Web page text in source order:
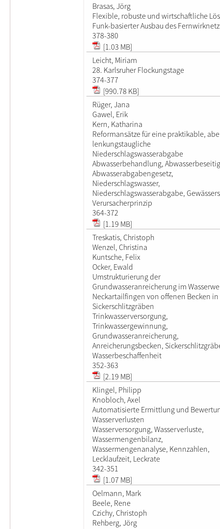
Brasas, Jörg
Flexible, robuste und wirtschaftliche
Funk-basierter Ausbau des
378-380
[1.03 MB]
Leicht, Miriam
28. Karlsruher Flockungstage
374-377
[990.78 KB]
Rüger, Jana
Gawel, Erik
Kern, Katharina
Reformansätze für eine praktikable,
lenkungstaugliche
Niederschlagswasserabgabe
Abwasserbehandlung,
Abwasserabgabengesetz,
Niederschlagswasser,
Niederschlagswasserabgabe,
Verursacherprinzip
364-372
[1.19 MB]
Treskatis, Christoph
Wenzel, Christina
Kuntsche, Felix
Ocker, Ewald
Umstrukturierung der
Grundwasseranreicherung im
Neckartailfingen von offenen Becken in
Sickerschlitzgräben
Trinkwasserversorgung,
Trinkwassergewinnung,
Grundwasseranreicherung,
Anreicherungsbecken,
Wasserbeschaffenheit
352-363
[2.19 MB]
Klingel, Philipp
Knobloch, Axel
Automatisierte Ermittlung und
Wasserverlusten
Wasserversorgung, Wasserverluste,
Wassermengenbilanz,
Wassermengenanalyse, Kennzahlen,
Lecklaufzeit, Leckrate
342-351
[1.07 MB]
Oelmann, Mark
Beele, Rene
Czichy, Christoph
Rehberg, Jörg